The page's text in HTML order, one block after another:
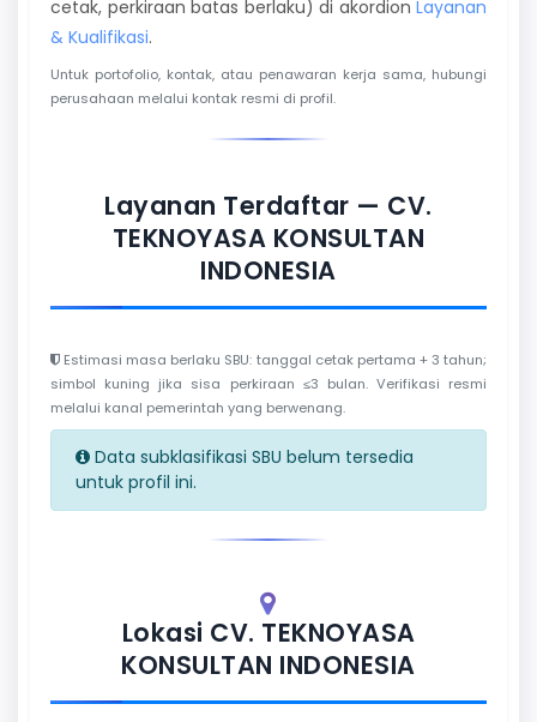
cetak, perkiraan batas berlaku) di akordion Layanan
& Kualifikasi.
Untuk portofolio, kontak, atau penawaran kerja sama, hubungi
perusahaan melalui kontak resmi di profil.
Layanan Terdaftar — CV.
TEKNOYASA KONSULTAN
INDONESIA
Estimasi masa berlaku SBU: tanggal cetak pertama + 3 tahun;
simbol kuning jika sisa perkiraan ≤3 bulan. Verifikasi resmi
melalui kanal pemerintah yang berwenang.
Data subklasifikasi SBU belum tersedia
untuk profil ini.
Lokasi CV. TEKNOYASA
KONSULTAN INDONESIA